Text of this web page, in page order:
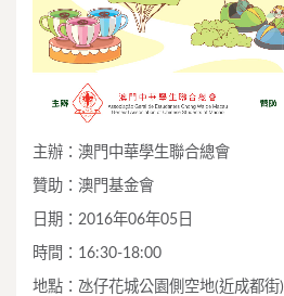
主辦：澳門中華學生聯合總會
贊助：澳門基金會
日期：2016年06年05日
時間：16:30-18:00
地點：氹仔花城公園側空地(近成都街)